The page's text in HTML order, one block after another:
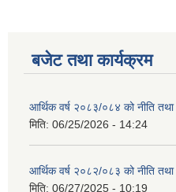
बजेट तथा कार्यक्रम
आर्थिक वर्ष २०८३/०८४ को नीति
मिति: 06/25/2026 - 14:24
आर्थिक वर्ष २०८२/०८३ को नीति
मिति: 06/27/2025 - 10:19